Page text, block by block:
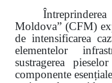
Moldova” (CFM)
de intensificarea
elementelor
sustragerea
componente